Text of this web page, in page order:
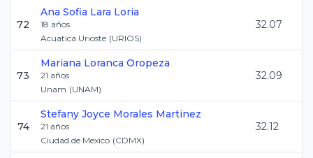
72
Ana Sofia Lara Loria
18 años
Acuatica Urioste (URIOS)
32.07
73
Mariana Loranca Oropeza
21 años
Unam (UNAM)
32.09
74
Stefany Joyce Morales Martinez
21 años
Ciudad de Mexico (CDMX)
32.12